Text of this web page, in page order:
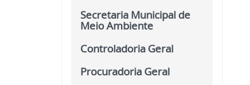
Secretaria Municipal de
Meio Ambiente
Controladoria Geral
Procuradoria Geral